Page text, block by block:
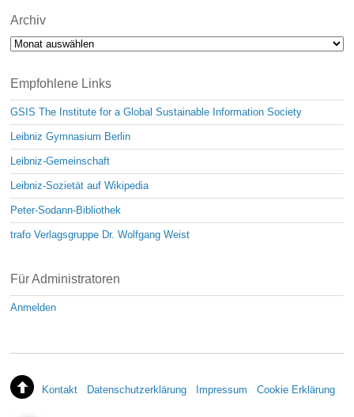
Archiv
Archiv
Empfohlene Links
GSIS The Institute for a Global Sustainable Information Society
Leibniz Gymnasium Berlin
Leibniz-Gemeinschaft
Leibniz-Sozietät auf Wikipedia
Peter-Sodann-Bibliothek
trafo Verlagsgruppe Dr. Wolfgang Weist
Für Administratoren
Anmelden
Kontakt Datenschutzerklärung Impressum Cookie Erklärung